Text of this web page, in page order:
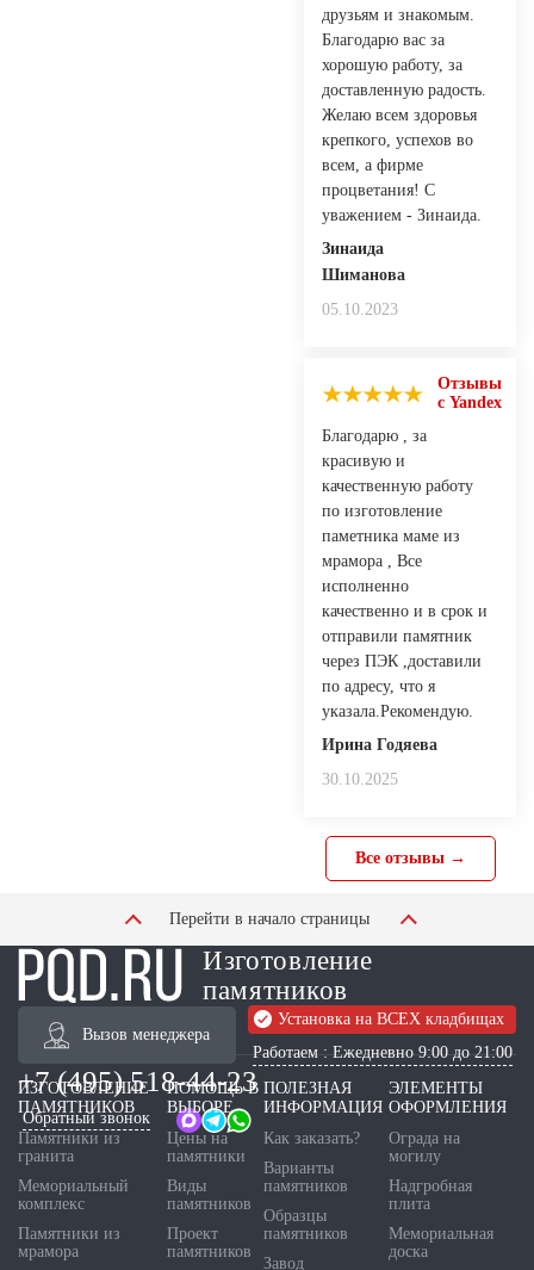
друзьям и знакомым.
Благодарю вас за
хорошую работу, за
доставленную радость.
Желаю всем здоровья
крепкого, успехов во
всем, а фирме
процветания! С
уважением - Зинаида.
Зинаида
Шиманова
05.10.2023
Отзывы
с Yandex
Благодарю , за
красивую и
качественную работу
по изготовление
паметника маме из
мрамора , Все
исполненно
качественно и в срок и
отправили памятник
через ПЭК ,доставили
по адресу, что я
указала.Рекомендую.
Ирина Годяева
30.10.2025
Все отзывы →
Перейти в начало страницы
Изготовление
памятников
Вызов менеджера
Установка на ВСЕХ кладбищах
Работаем : Ежедневно 9:00 до 21:00
+7 (495) 518-44-23
Обратный звонок
ИЗГОТОВЛЕНИЕ
ПАМЯТНИКОВ
Памятники из
гранита
Мемориальный
комплекс
Памятники из
мрамора
ПОМОЩЬ В
ВЫБОРЕ
Цены на
памятники
Виды
памятников
Проект
памятников
ПОЛЕЗНАЯ
ИНФОРМАЦИЯ
Как заказать?
Варианты
памятников
Образцы
памятников
Завод
ЭЛЕМЕНТЫ
ОФОРМЛЕНИЯ
Ограда на
могилу
Надгробная
плита
Мемориальная
доска